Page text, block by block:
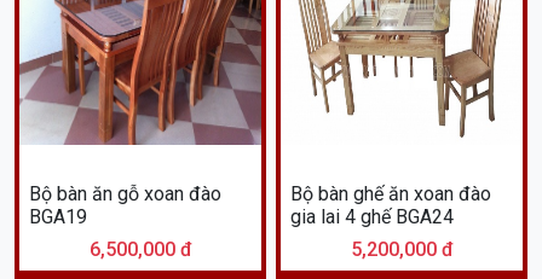
Bộ bàn ăn gỗ xoan đào
BGA19
6,500,000 đ
Bộ bàn ghế ăn xoan đào
gia lai 4 ghế BGA24
5,200,000 đ